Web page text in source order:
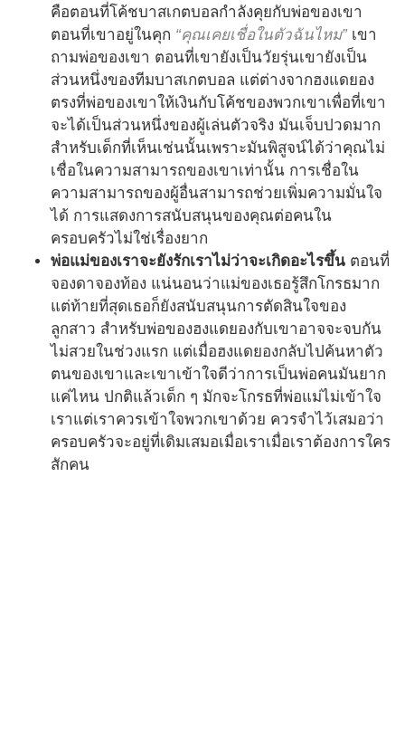
คือตอนที่โค้ชบาสเกตบอลกำลังคุยกับพ่อของเขา
ตอนที่เขาอยู่ในคุก “คุณเคยเชื่อในตัวฉันไหม”เขา
ถามพ่อของเขา ตอนที่เขายังเป็นวัยรุ่นเขายังเป็น
ส่วนหนึ่งของทีมบาสเกตบอล แต่ต่างจากฮงแดยอง
ตรงที่พ่อของเขาให้เงินกับโค้ชของพวกเขาเพื่อที่เขา
จะได้เป็นส่วนหนึ่งของผู้เล่นตัวจริง มันเจ็บปวดมาก
สำหรับเด็กที่เห็นเช่นนั้นเพราะมันพิสูจน์ได้ว่าคุณไม่
เชื่อในความสามารถของเขาเท่านั้น การเชื่อใน
ความสามารถของผู้อื่นสามารถช่วยเพิ่มความมั่นใจ
ได้ การแสดงการสนับสนุนของคุณต่อคนใน
ครอบครัวไม่ใช่เรื่องยาก
พ่อแม่ของเราจะยังรักเราไม่ว่าจะเกิดอะไรขึ้น ตอนที่
จองดาจองท้อง แน่นอนว่าแม่ของเธอรู้สึกโกรธมาก
แต่ท้ายที่สุดเธอก็ยังสนับสนุนการตัดสินใจของ
ลูกสาว สำหรับพ่อของฮงแดยองกับเขาอาจจะจบกัน
ไม่สวยในช่วงแรก แต่เมื่อฮงแดยองกลับไปค้นหาตัว
ตนของเขาและเขาเข้าใจดีว่าการเป็นพ่อคนมันยาก
แค่ไหน ปกติแล้วเด็ก ๆ มักจะโกรธที่พ่อแม่ไม่เข้าใจ
เราแต่เราควรเข้าใจพวกเขาด้วย ควรจำไว้เสมอว่า
ครอบครัวจะอยู่ที่เดิมเสมอเมื่อเราเมื่อเราต้องการใคร
สักคน